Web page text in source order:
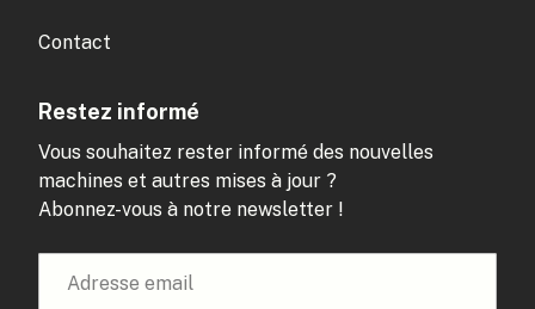
Contact
Restez informé
Vous souhaitez rester informé des nouvelles
machines et autres mises à jour ?
Abonnez-vous à notre newsletter !